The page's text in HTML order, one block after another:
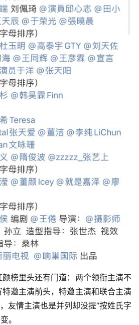
榜里头还有门道：两个领衔主演不
邀主演前头，特邀主演和联合主演
友情主演也是并列却没提“按姓氏字
。